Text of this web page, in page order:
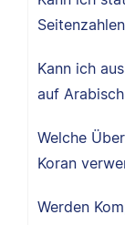
Kann ich
auf
Welche
Koran
Werden